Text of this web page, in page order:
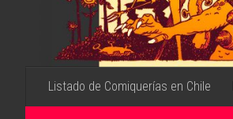
Listado de Comiquerías en Chile